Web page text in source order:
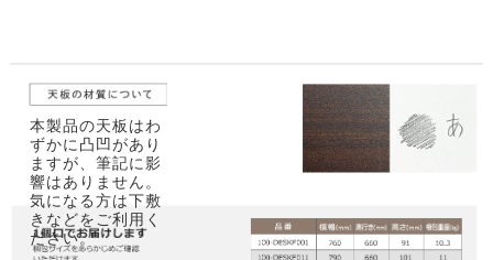
本製品の天板はわ
ずかに凸凹があり
ますが、筆記に影
響はありません。
気になる方は下敷
きなどをご利用く
ださい。